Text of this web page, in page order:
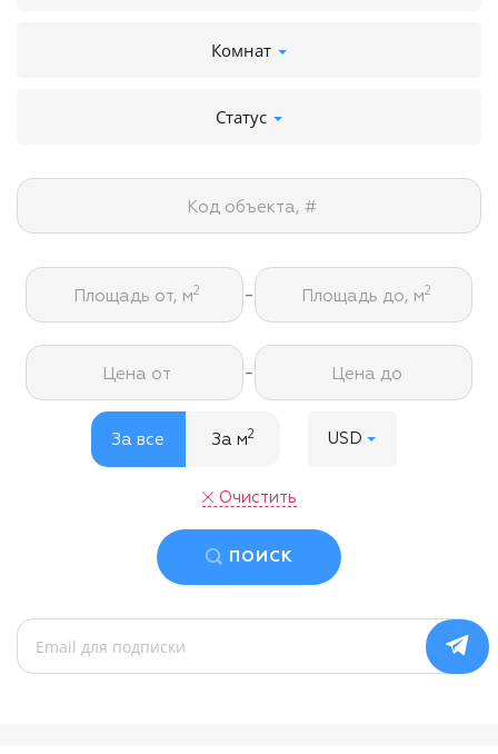
Комнат
Статус
Код объекта, #
Площадь от, м2 - Площадь до, м2
Цена от - Цена до
За все За м2 USD
Очистить
ПОИСК